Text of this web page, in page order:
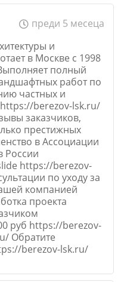
преди 5 месеца
и
в Москве с 1998
полный
работ по
частных и
berezov-lsk.ru/
заказчиков,
престижных
в Ассоциации
России
https://berezov-
по уходу за
компанией
проекта
руб https://berezov-
Обратите
berezov-lsk.ru/